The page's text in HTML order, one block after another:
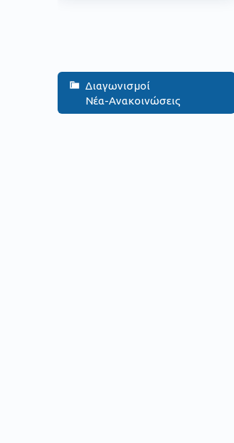
Διαγωνισμοί
Νέα-Ανακοινώσεις